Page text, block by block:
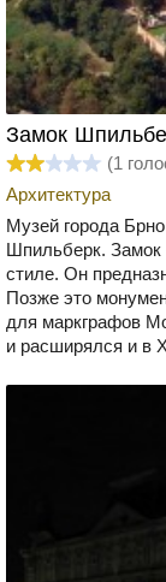
Замок
(1
Архитектура
Музей города
Шпильберк. Замок
стиле. Он
Позже это
для маркграфов
и расширялся и в